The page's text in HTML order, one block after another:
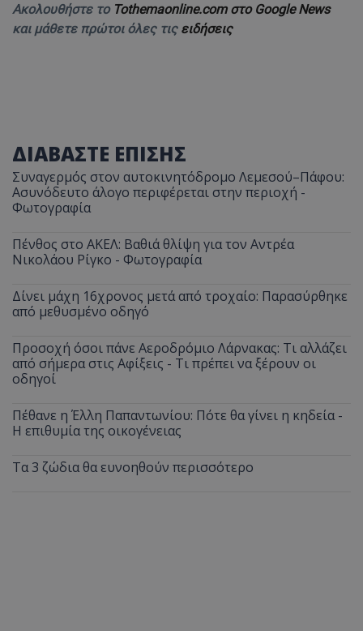
Ακολουθήστε το Tothemaonline.com στο Google News
και μάθετε πρώτοι όλες τις ειδήσεις
ΔΙΑΒΑΣΤΕ ΕΠΙΣΗΣ
Συναγερμός στον αυτοκινητόδρομο Λεμεσού–Πάφου:
Ασυνόδευτο άλογο περιφέρεται στην περιοχή -
Φωτογραφία
Πένθος στο ΑΚΕΛ: Βαθιά θλίψη για τον Αντρέα
Νικολάου Ρίγκο - Φωτογραφία
Δίνει μάχη 16χρονος μετά από τροχαίο: Παρασύρθηκε
από μεθυσμένο οδηγό
Προσοχή όσοι πάνε Αεροδρόμιο Λάρνακας: Τι αλλάζει
από σήμερα στις Αφίξεις - Τι πρέπει να ξέρουν οι
οδηγοί
Πέθανε η Έλλη Παπαντωνίου: Πότε θα γίνει η κηδεία -
Η επιθυμία της οικογένειας
Τα 3 ζώδια θα ευνοηθούν περισσότερο